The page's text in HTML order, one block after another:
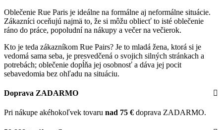
Oblečenie Rue Paris je ideálne na formálne aj neformálne situácie.
Zákazníci oceňujú najmä to, že si môžu obliecť to isté oblečenie
ráno do práce, popoludní na nákupy a večer na večierok.
Kto je teda zákazníkom Rue Pairs? Je to mladá žena, ktorá si je
vedomá sama seba, je presvedčená o svojich silných stránkach a
potrebách; oblečenie dopĺňa jej osobnosť a dáva jej pocit
sebavedomia bez ohľadu na situáciu.
Doprava ZADARMO
Pri nákupe akéhokoľvek tovaru nad 75 € doprava ZADARMO.